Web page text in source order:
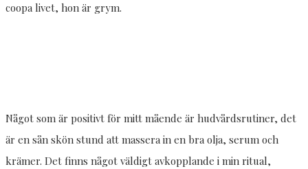
coopa livet, hon är grym.
Något som är positivt för mitt mående är hudvårdsrutiner, det
är en sån skön stund att massera in en bra olja, serum och
krämer. Det finns något väldigt avkopplande i min ritual,